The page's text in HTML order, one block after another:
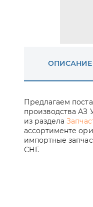
ОПИСАНИЕ
Предлагаем
производства АЗ
из раздела
ассортименте
импортные
СНГ.